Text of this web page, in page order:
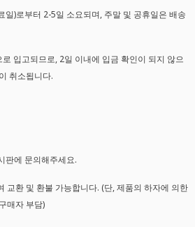
일)로부터 2-5일 소요되며, 주말 및 공휴일은 배송
입고되므로, 2일 이내에 입금 확인이 되지 않으
취소됩니다.
판에 문의해주세요.
교환 및 환불 가능합니다. (단, 제품의 하자에 의한
매자 부담)